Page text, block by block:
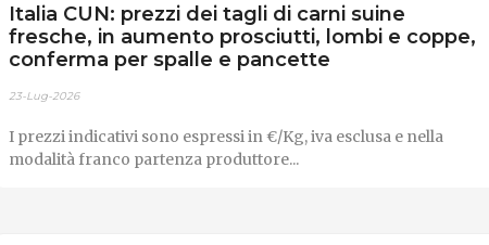
Italia CUN: prezzi dei tagli di carni suine
fresche, in aumento prosciutti, lombi e coppe,
conferma per spalle e pancette
23-Lug-2026
I prezzi indicativi sono espressi in €/Kg, iva esclusa e nella
modalità franco partenza produttore...